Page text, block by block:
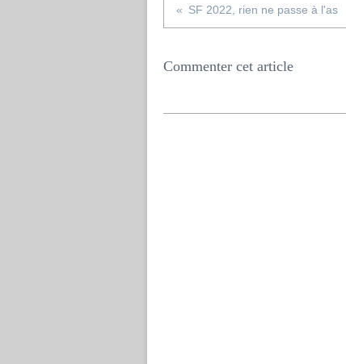
SF 2022, rien ne passe à l'as
Commenter cet article